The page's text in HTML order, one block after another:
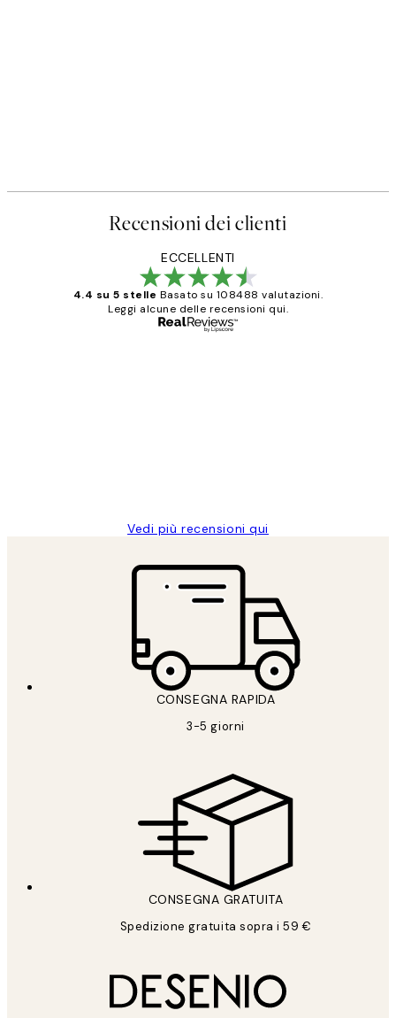
Recensioni dei clienti
ECCELLENTI
4.4 su 5 stelle Basato su 108488 valutazioni.
Leggi alcune delle recensioni qui.
Vedi più recensioni qui
CONSEGNA RAPIDA
3-5 giorni
CONSEGNA GRATUITA
Spedizione gratuita sopra i 59 €